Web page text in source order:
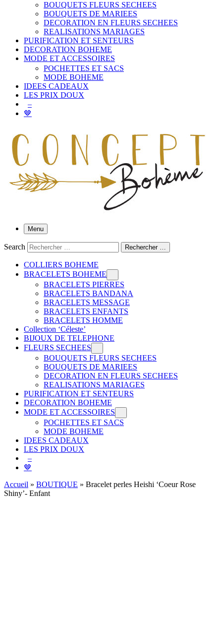
BOUQUETS FLEURS SECHEES
BOUQUETS DE MARIEES
DECORATION EN FLEURS SECHEES
REALISATIONS MARIAGES
PURIFICATION ET SENTEURS
DECORATION BOHEME
MODE ET ACCESSOIRES
POCHETTES ET SACS
MODE BOHEME
IDEES CADEAUX
LES PRIX DOUX
–
🤎
Menu
Search Rechercher …
COLLIERS BOHEME
BRACELETS BOHEME
BRACELETS PIERRES
BRACELETS BANDANA
BRACELETS MESSAGE
BRACELETS ENFANTS
BRACELETS HOMME
Collection ‘Céleste’
BIJOUX DE TELEPHONE
FLEURS SECHEES
BOUQUETS FLEURS SECHEES
BOUQUETS DE MARIEES
DECORATION EN FLEURS SECHEES
REALISATIONS MARIAGES
PURIFICATION ET SENTEURS
DECORATION BOHEME
MODE ET ACCESSOIRES
POCHETTES ET SACS
MODE BOHEME
IDEES CADEAUX
LES PRIX DOUX
–
🤎
Accueil » BOUTIQUE » Bracelet perles Heishi ‘Coeur Rose
Shiny’- Enfant